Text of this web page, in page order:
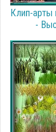
Клип-арты
-